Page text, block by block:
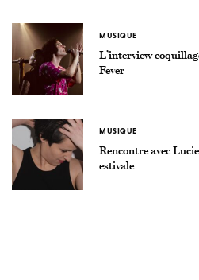
MUSIQUE
L’interview
Fever
MUSIQUE
Rencontre avec
estivale